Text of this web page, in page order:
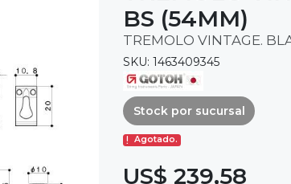
BS (54MM)
TREMOLO VINTAGE.
SKU: 1463409345
Stock por sucursal
Agotado.
US$ 239,58